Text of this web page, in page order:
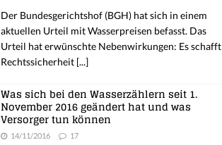
Der Bundesgerichtshof (BGH) hat sich in einem
aktuellen Urteil mit Wasserpreisen befasst. Das
Urteil hat erwünschte Nebenwirkungen: Es schafft
Rechtssicherheit [...]
Was sich bei den Wasserzählern seit 1.
November 2016 geändert hat und was
Versorger tun können
14/11/2016 17